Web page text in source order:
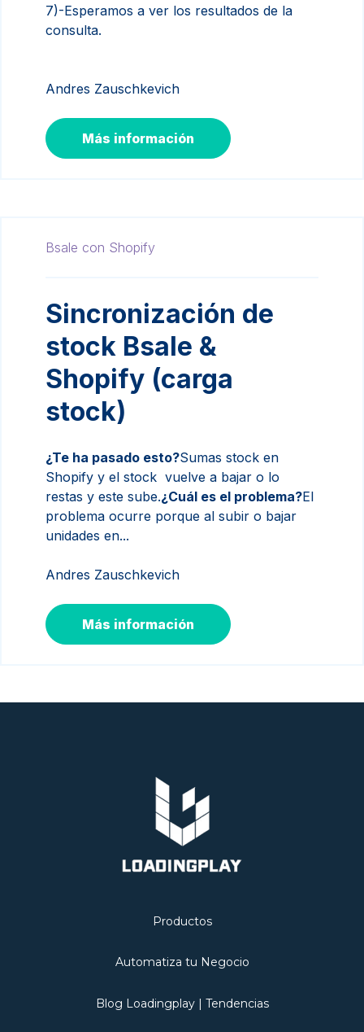
7)-Esperamos a ver los resultados de la
consulta.
Andres Zauschkevich
Más información
Bsale con Shopify
Sincronización de
stock Bsale &
Shopify (carga
stock)
¿Te ha pasado esto?Sumas stock en
Shopify y el stock vuelve a bajar o lo
restas y este sube.¿Cuál es el problema?El
problema ocurre porque al subir o bajar
unidades en...
Andres Zauschkevich
Más información
Productos
Automatiza tu Negocio
Blog Loadingplay | Tendencias